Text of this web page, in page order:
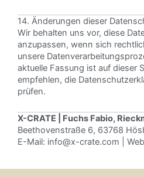
14. Änderungen dieser
Wir behalten uns vor, diese
anzupassen, wenn sich
unsere
aktuelle Fassung ist auf dieser
empfehlen, die
prüfen.
X-CRATE | Fuchs Fabio,
Beethovenstraße 6, 63768
E-Mail: info@x-crate.com |